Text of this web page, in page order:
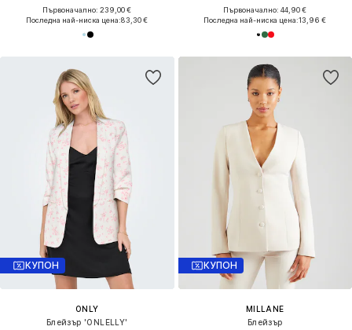
Първоначално: 239,00 €
Последна най-ниска цена:83,30 €
Първоначално: 44,90 €
Последна най-ниска цена:13,96 €
КУПОН
ONLY
Блейзър 'ONLELLY'
КУПОН
MILLANE
Блейзър